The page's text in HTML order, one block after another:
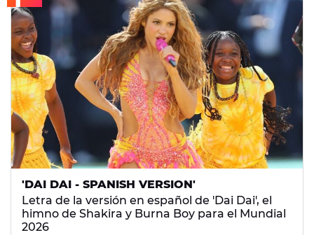
'DAI DAI - SPANISH VERSION'
Letra de la versión en español de 'Dai Dai', el
himno de Shakira y Burna Boy para el Mundial
2026